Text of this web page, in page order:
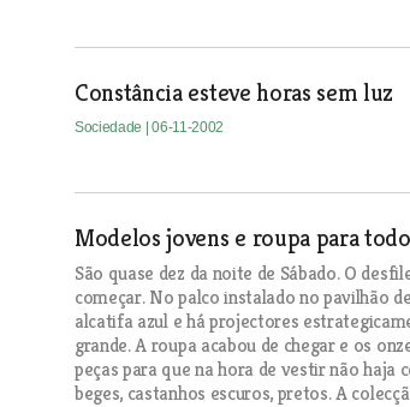
Constância esteve horas sem luz
Sociedade | 06-11-2002
Modelos jovens e roupa para
São quase dez da noite de Sábado. O
começar. No palco instalado no pavilhão
alcatifa azul e há projectores
grande. A roupa acabou de chegar e os
peças para que na hora de vestir não haja
beges, castanhos escuros, pretos. A